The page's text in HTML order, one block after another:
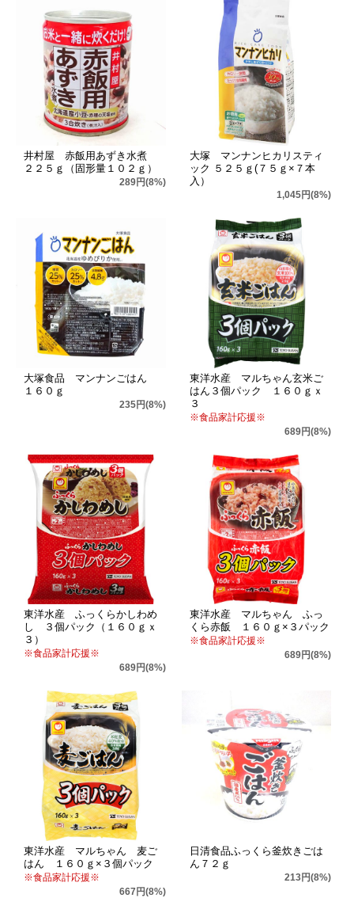
井村屋 赤飯用あずき水煮
２２５ｇ（固形量１０２ｇ）
289円(8%)
大塚 マンナンヒカリスティ
ック ５２５ｇ(７５ｇ×７本
入）
1,045円(8%)
大塚食品 マンナンごはん
１６０ｇ
235円(8%)
東洋水産 マルちゃん玄米ご
はん３個パック １６０ｇｘ
３
※食品家計応援※
689円(8%)
東洋水産 ふっくらかしわめ
し ３個パック（１６０ｇｘ
３）
※食品家計応援※
689円(8%)
東洋水産 マルちゃん ふっ
くら赤飯 １６０ｇ×３パック
※食品家計応援※
689円(8%)
東洋水産 マルちゃん 麦ご
はん １６０ｇ×３個パック
※食品家計応援※
667円(8%)
日清食品ふっくら釜炊きごは
ん７２ｇ
213円(8%)